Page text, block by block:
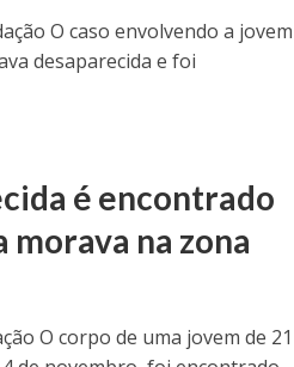
O caso envolvendo a jovem
desaparecida e foi
é encontrado
morava na zona
O corpo de uma jovem de 21